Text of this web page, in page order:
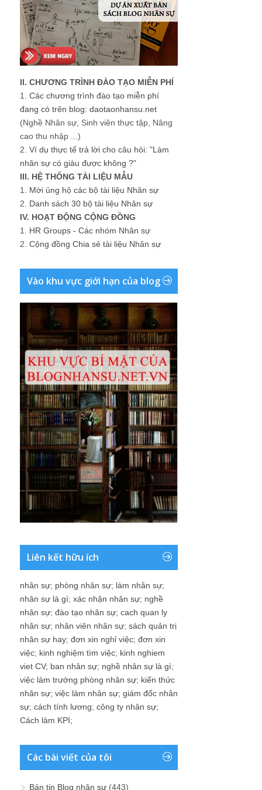
II. CHƯƠNG TRÌNH ĐÀO TẠO MIỄN PHÍ
1. Các chương trình đào tạo miễn phí
đang có trên blog: daotaonhansu.net
(Nghề Nhân sự, Sinh viên thực tập, Nâng
cao thu nhập ...)
2. Ví dụ thực tế trả lời cho câu hỏi: "Làm
nhân sự có giàu được không ?"
III. HỆ THỐNG TÀI LIỆU MẪU
1. Mời ủng hộ các bộ tài liệu Nhân sự
2. Danh sách 30 bộ tài liệu Nhân sự
IV. HOẠT ĐỘNG CỘNG ĐỒNG
1. HR Groups - Các nhóm Nhân sự
2. Cộng đồng Chia sẻ tài liệu Nhân sự
Vào khu vực giới hạn của blog
Liên kết hữu ích
nhân sự; phòng nhân sự; làm nhân sự;
nhân sự là gì; xác nhận nhân sự; nghề
nhân sự; đào tạo nhân sự; cach quan ly
nhân sự; nhân viên nhân sự; sách quản trị
nhân sự hay; đơn xin nghỉ việc; đơn xin
việc; kinh nghiệm tìm việc; kinh nghiem
viet CV; ban nhân sự; nghề nhân sự là gì;
việc làm trưởng phòng nhân sự; kiến thức
nhân sự; việc làm nhân sự; giám đốc nhân
sự; cách tính lương; công ty nhân sự;
Cách làm KPI;
Các bài viết của tôi
Bản tin Blog nhân sự (443)